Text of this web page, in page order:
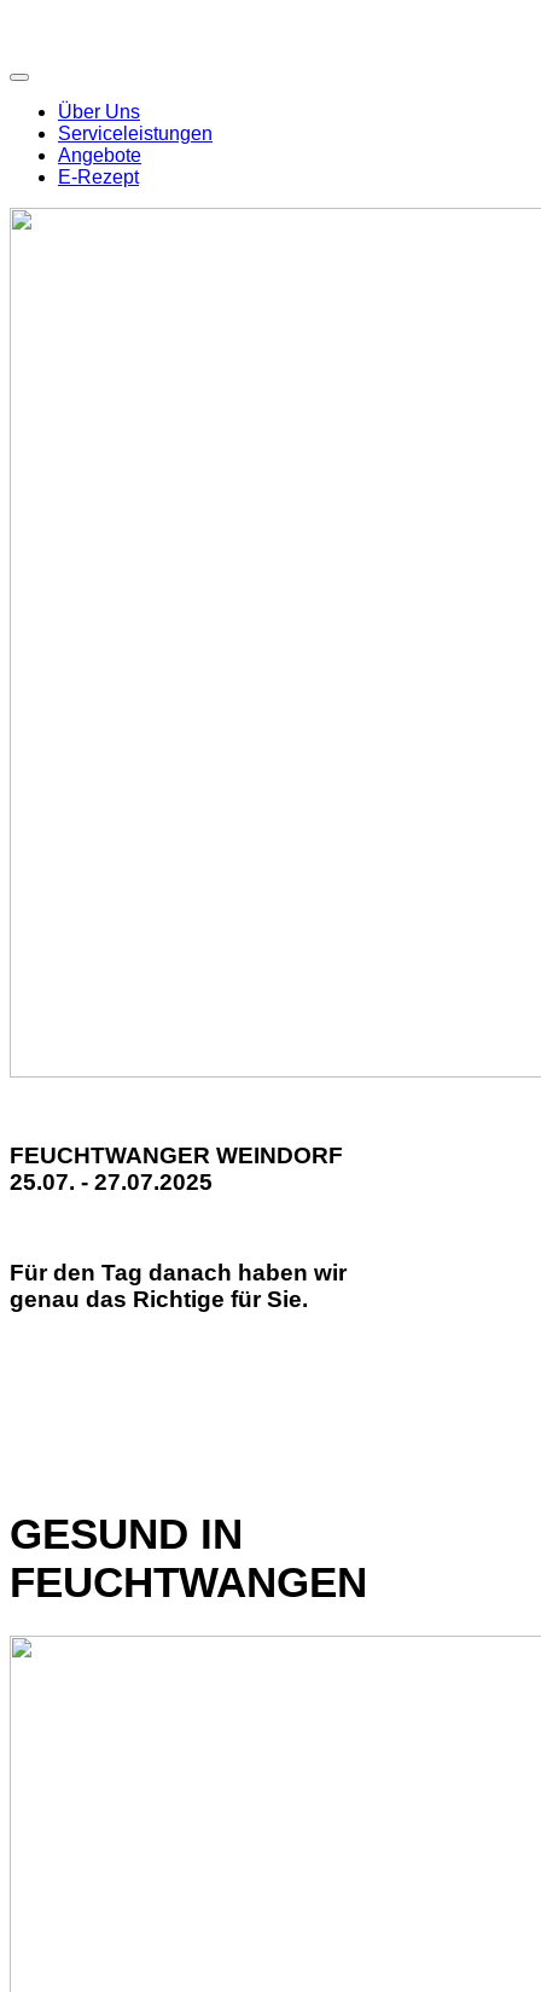
Über Uns
Serviceleistungen
Angebote
E-Rezept
FEUCHTWANGER WEINDORF
25.07. - 27.07.2025
Für den Tag danach haben wir
genau das Richtige für Sie.
GESUND IN
FEUCHTWANGEN